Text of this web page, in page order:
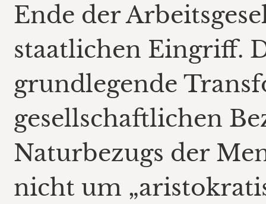
Ende der
staatlichen Eingriff.
grundlegende
gesellschaftlichen
Naturbezugs der
nicht um